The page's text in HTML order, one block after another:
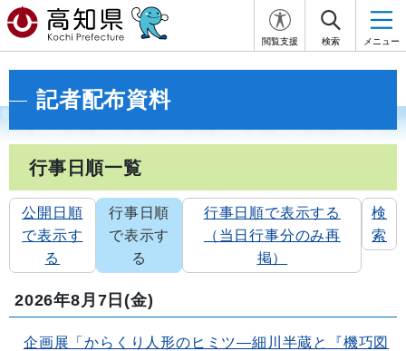
閲覧支援 検索 メニュー
記者配布資料
行事日順一覧
公開日順
で表示す
る
行事日順
で表示す
る
行事日順で表示する
（当日行事分のみ再
掲）
検
索
2026年8月7日 (金)
企画展「からくり人形のヒミツ―細川半蔵と『機巧図